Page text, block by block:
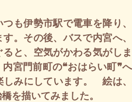
も伊勢市駅で電車を降り、
。その後、バスで内宮へ、
と、空気がかわる気がしま
宮門前町の❝おはらい町❞へ
しみにしています。 絵は、
を描いてみました。